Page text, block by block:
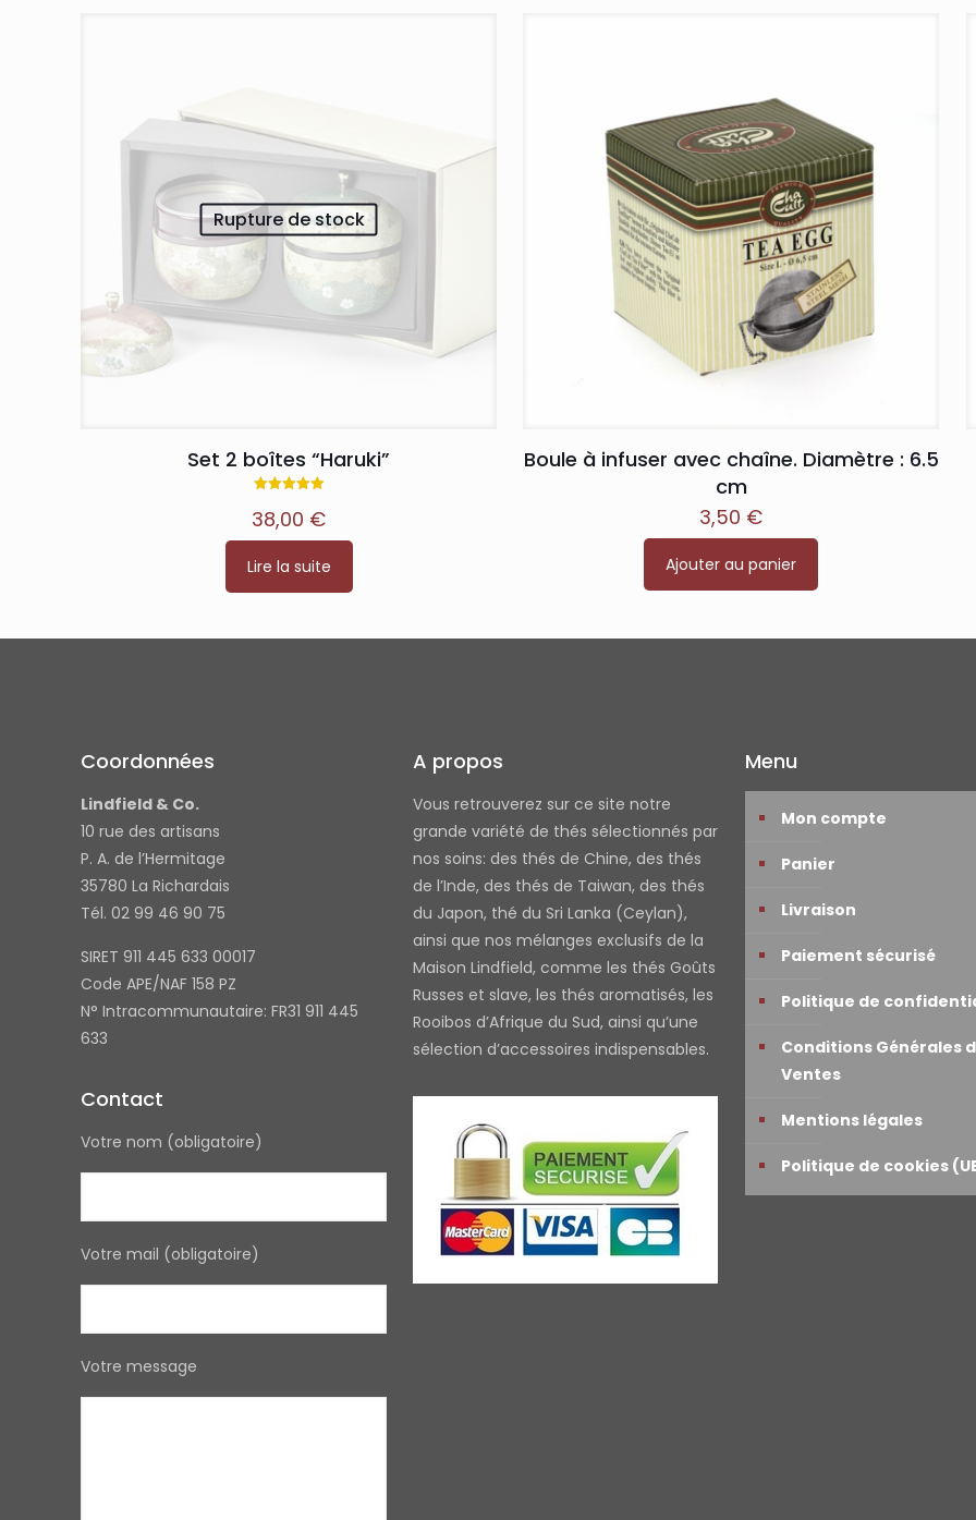
Rupture de stock
Set 2 boîtes “Haruki”
5.00
sur 5
38,00 €
Lire la suite
Boule à infuser avec chaîne. Diamètre : 6.5
cm
3,50 €
Ajouter au panier
Coordonnées
Lindfield & Co.
10 rue des artisans
P. A. de l’Hermitage
35780 La Richardais
Tél. 02 99 46 90 75
SIRET 911 445 633 00017
Code APE/NAF 158 PZ
N° Intracommunautaire: FR31 911 445
633
Contact
Votre nom (obligatoire)
Votre mail (obligatoire)
Votre message
A propos
Vous retrouverez sur ce site notre
grande variété de thés sélectionnés par
nos soins: des thés de Chine, des thés
de l’Inde, des thés de Taiwan, des thés
du Japon, thé du Sri Lanka (Ceylan),
ainsi que nos mélanges exclusifs de la
Maison Lindfield, comme les thés Goûts
Russes et slave, les thés aromatisés, les
Rooibos d’Afrique du Sud, ainsi qu’une
sélection d’accessoires indispensables.
Menu
Mon compte
Panier
Livraison
Paiement sécurisé
Politique de
Conditions Générales
Ventes
Mentions légales
Politique de cookies